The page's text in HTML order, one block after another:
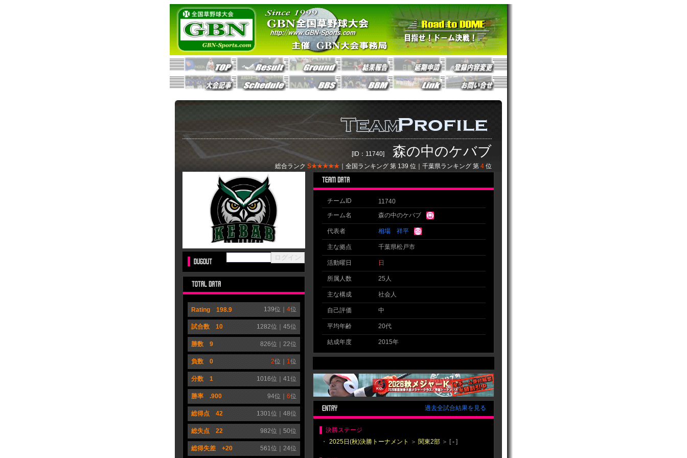
[ID：11740] 森の中のケバブ
総合ランク S★★★★★ ｜全国ランキング 第 139 位｜千葉県ランキング 第 4 位
Rating 198.9 139位｜4位
試合数 10 1282位｜45位
勝数 9 826位｜22位
負数 0 2位｜1位
分数 1 1016位｜41位
勝率 .900 94位｜6位
総得点 42 1301位｜48位
総失点 22 982位｜50位
総得失差 +20 561位｜24位
チームID 11740
チーム名 森の中のケバブ
代表者 相場 祥平
主な拠点 千葉県松戸市
活動曜日 日
所属人数 25人
主な構成 社会人
自己評価 中
平均年齢 20代
結成年度 2015年
過去全試合結果を見る
決勝ステージ
・
2025日(秋)決勝トーナメント ＞ 関東2部＞ [-]